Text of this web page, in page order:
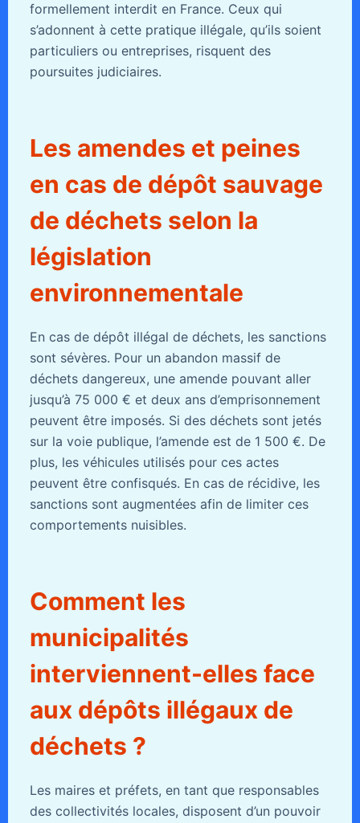
formellement interdit en France. Ceux qui
s’adonnent à cette pratique illégale, qu’ils soient
particuliers ou entreprises, risquent des
poursuites judiciaires.
Les amendes et peines
en cas de dépôt sauvage
de déchets selon la
législation
environnementale
En cas de dépôt illégal de déchets, les sanctions
sont sévères. Pour un abandon massif de
déchets dangereux, une amende pouvant aller
jusqu’à 75 000 € et deux ans d’emprisonnement
peuvent être imposés. Si des déchets sont jetés
sur la voie publique, l’amende est de 1 500 €. De
plus, les véhicules utilisés pour ces actes
peuvent être confisqués. En cas de récidive, les
sanctions sont augmentées afin de limiter ces
comportements nuisibles.
Comment les
municipalités
interviennent-elles face
aux dépôts illégaux de
déchets ?
Les maires et préfets, en tant que responsables
des collectivités locales, disposent d’un pouvoir